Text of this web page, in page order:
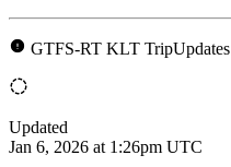
GTFS-RT KLT TripUpdates
Updated
Jan 6, 2026 at 1:26pm UTC